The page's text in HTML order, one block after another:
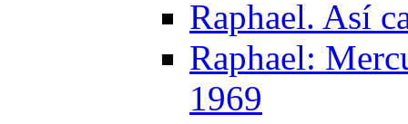
Raphael. Así
Raphael:
1969